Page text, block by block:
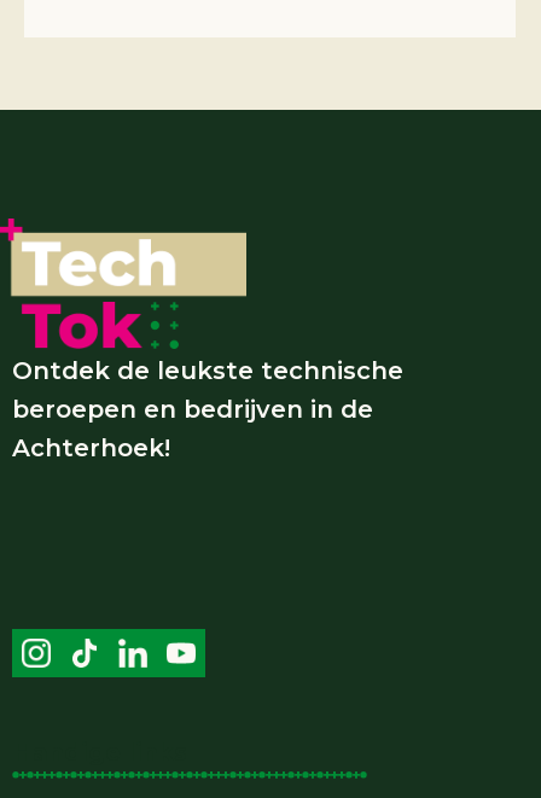
Ontdek de leukste technische
beroepen en bedrijven in de
Achterhoek!